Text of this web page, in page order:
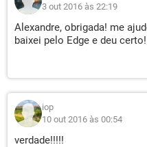
3 out 2016 às 22:19
Alexandre, obrigada! me
baixei pelo Edge e deu
iop
10 out 2016 às 00:54
verdade!!!!!